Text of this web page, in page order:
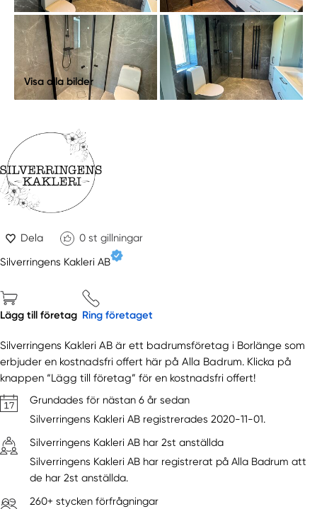
Visa alla bilder
Dela 0 st gillningar
Silverringens Kakleri AB
Lägg till företag Ring företaget
Silverringens Kakleri AB är ett badrumsföretag i Borlänge som
erbjuder en kostnadsfri offert här på Alla Badrum. Klicka på
knappen “Lägg till företag” för en kostnadsfri offert!
Grundades för nästan 6 år sedan
Silverringens Kakleri AB registrerades 2020-11-01.
Silverringens Kakleri AB har 2st anställda
Silverringens Kakleri AB har registrerat på Alla Badrum att
de har 2st anställda.
260+ stycken förfrågningar